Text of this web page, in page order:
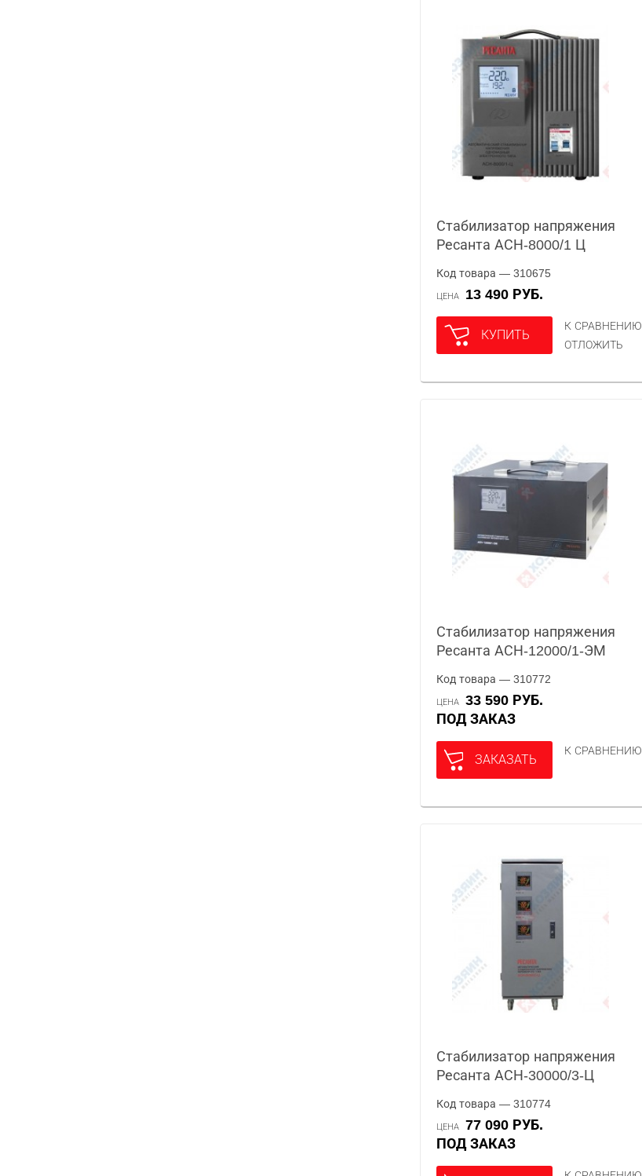
Стабилизатор напряжения
Ресанта АСН-8000/1 Ц
Код товара — 310675
ЦЕНА 13 490 РУБ.
КУПИТЬ
К СРАВНЕНИЮ
ОТЛОЖИТЬ
Стабилизатор напряжения
Ресанта АСН-12000/1-ЭМ
Код товара — 310772
ЦЕНА
33 590 РУБ.
ПОД ЗАКАЗ
ЗАКАЗАТЬ
К СРАВНЕНИЮ
Стабилизатор напряжения
Ресанта АСН-30000/3-Ц
Код товара — 310774
ЦЕНА
77 090 РУБ.
ПОД ЗАКАЗ